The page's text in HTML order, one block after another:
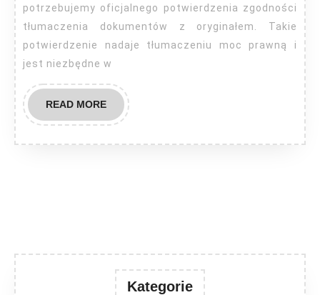
potrzebujemy oficjalnego potwierdzenia zgodności
tłumaczenia dokumentów z oryginałem. Takie
potwierdzenie nadaje tłumaczeniu moc prawną i
jest niezbędne w
READ MOREREAD
MORE
Kategorie